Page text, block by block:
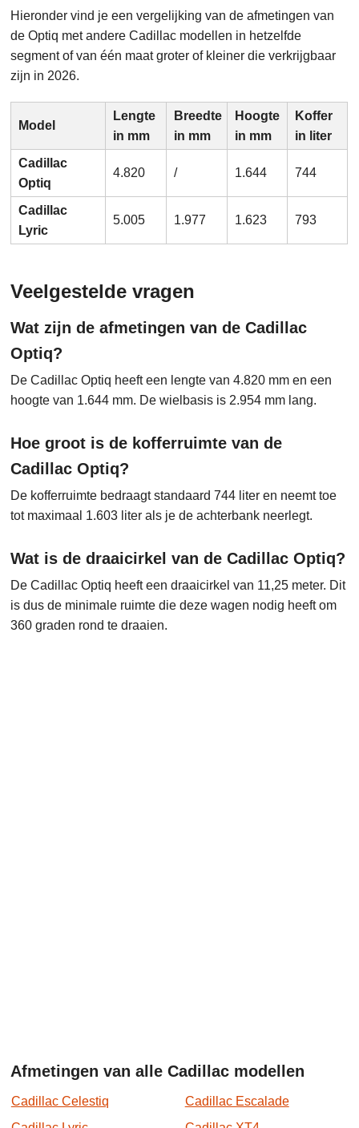
Hieronder vind je een vergelijking van de afmetingen van
de Optiq met andere Cadillac modellen in hetzelfde
segment of van één maat groter of kleiner die verkrijgbaar
zijn in 2026.
Model
Lengte
in mm
Breedte
in mm
Hoogte
in mm
Koffer
in liter
Cadillac
Optiq
4.820 / 1.644 744
Cadillac
Lyric
5.005 1.977 1.623 793
Veelgestelde vragen
Wat zijn de afmetingen van de Cadillac
Optiq?
De Cadillac Optiq heeft een lengte van 4.820 mm en een
hoogte van 1.644 mm. De wielbasis is 2.954 mm lang.
Hoe groot is de kofferruimte van de
Cadillac Optiq?
De kofferruimte bedraagt standaard 744 liter en neemt toe
tot maximaal 1.603 liter als je de achterbank neerlegt.
Wat is de draaicirkel van de Cadillac Optiq?
De Cadillac Optiq heeft een draaicirkel van 11,25 meter. Dit
is dus de minimale ruimte die deze wagen nodig heeft om
360 graden rond te draaien.
Afmetingen van alle Cadillac modellen
Cadillac Celestiq
Cadillac Escalade